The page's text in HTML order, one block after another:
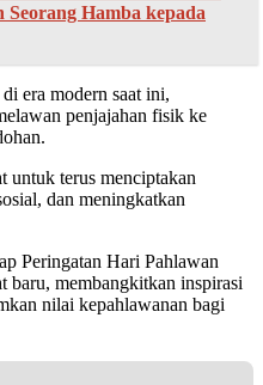
Hamba kepada
era modern saat ini,
penjajahan fisik ke
untuk terus menciptakan
dan meningkatkan
Peringatan Hari Pahlawan
baru, membangkitkan inspirasi
nilai kepahlawanan bagi